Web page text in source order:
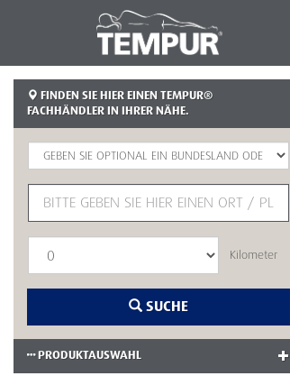
FINDEN SIE HIER EINEN TEMPUR®
FACHHÄNDLER IN IHRER NÄHE.
Kilometer
SUCHE
PRODUKTAUSWAHL